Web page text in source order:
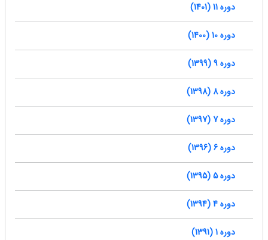
دوره 11 (1401)
دوره 10 (1400)
دوره 9 (1399)
دوره 8 (1398)
دوره 7 (1397)
دوره 6 (1396)
دوره 5 (1395)
دوره 4 (1394)
دوره 1 (1391)